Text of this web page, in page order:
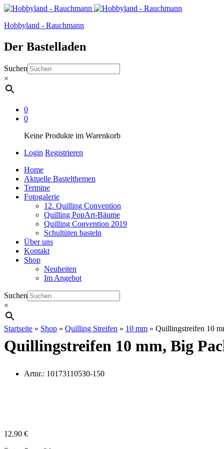
Hobbyland - Rauchmann
Der Bastelladen
Suchen
×
0
0
Keine Produkte im Warenkorb
Login Registrieren
Home
Aktuelle Bastelthemen
Termine
Fotogalerie
12. Quilling Convention
Quilling PopArt-Bäume
Quilling Convention 2019
Schultüten basteln
Über uns
Kontakt
Shop
Neuheiten
Im Angebot
Suchen
×
Startseite » Shop » Quilling Streifen » 10 mm » Quillingstreifen 10
Quillingstreifen 10 mm, Big
Artnr.: 10173110530-150
12,90 €